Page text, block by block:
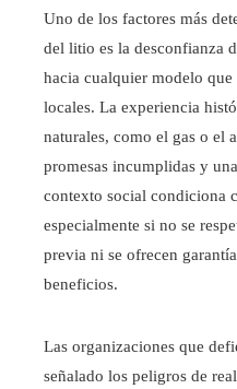
Uno de los factores más
del litio es la desconfianza
hacia cualquier modelo
locales. La experiencia
naturales, como el gas o el
promesas incumplidas y
contexto social condiciona
especialmente si no se
previa ni se ofrecen
beneficios.
Las organizaciones que
señalado los peligros de